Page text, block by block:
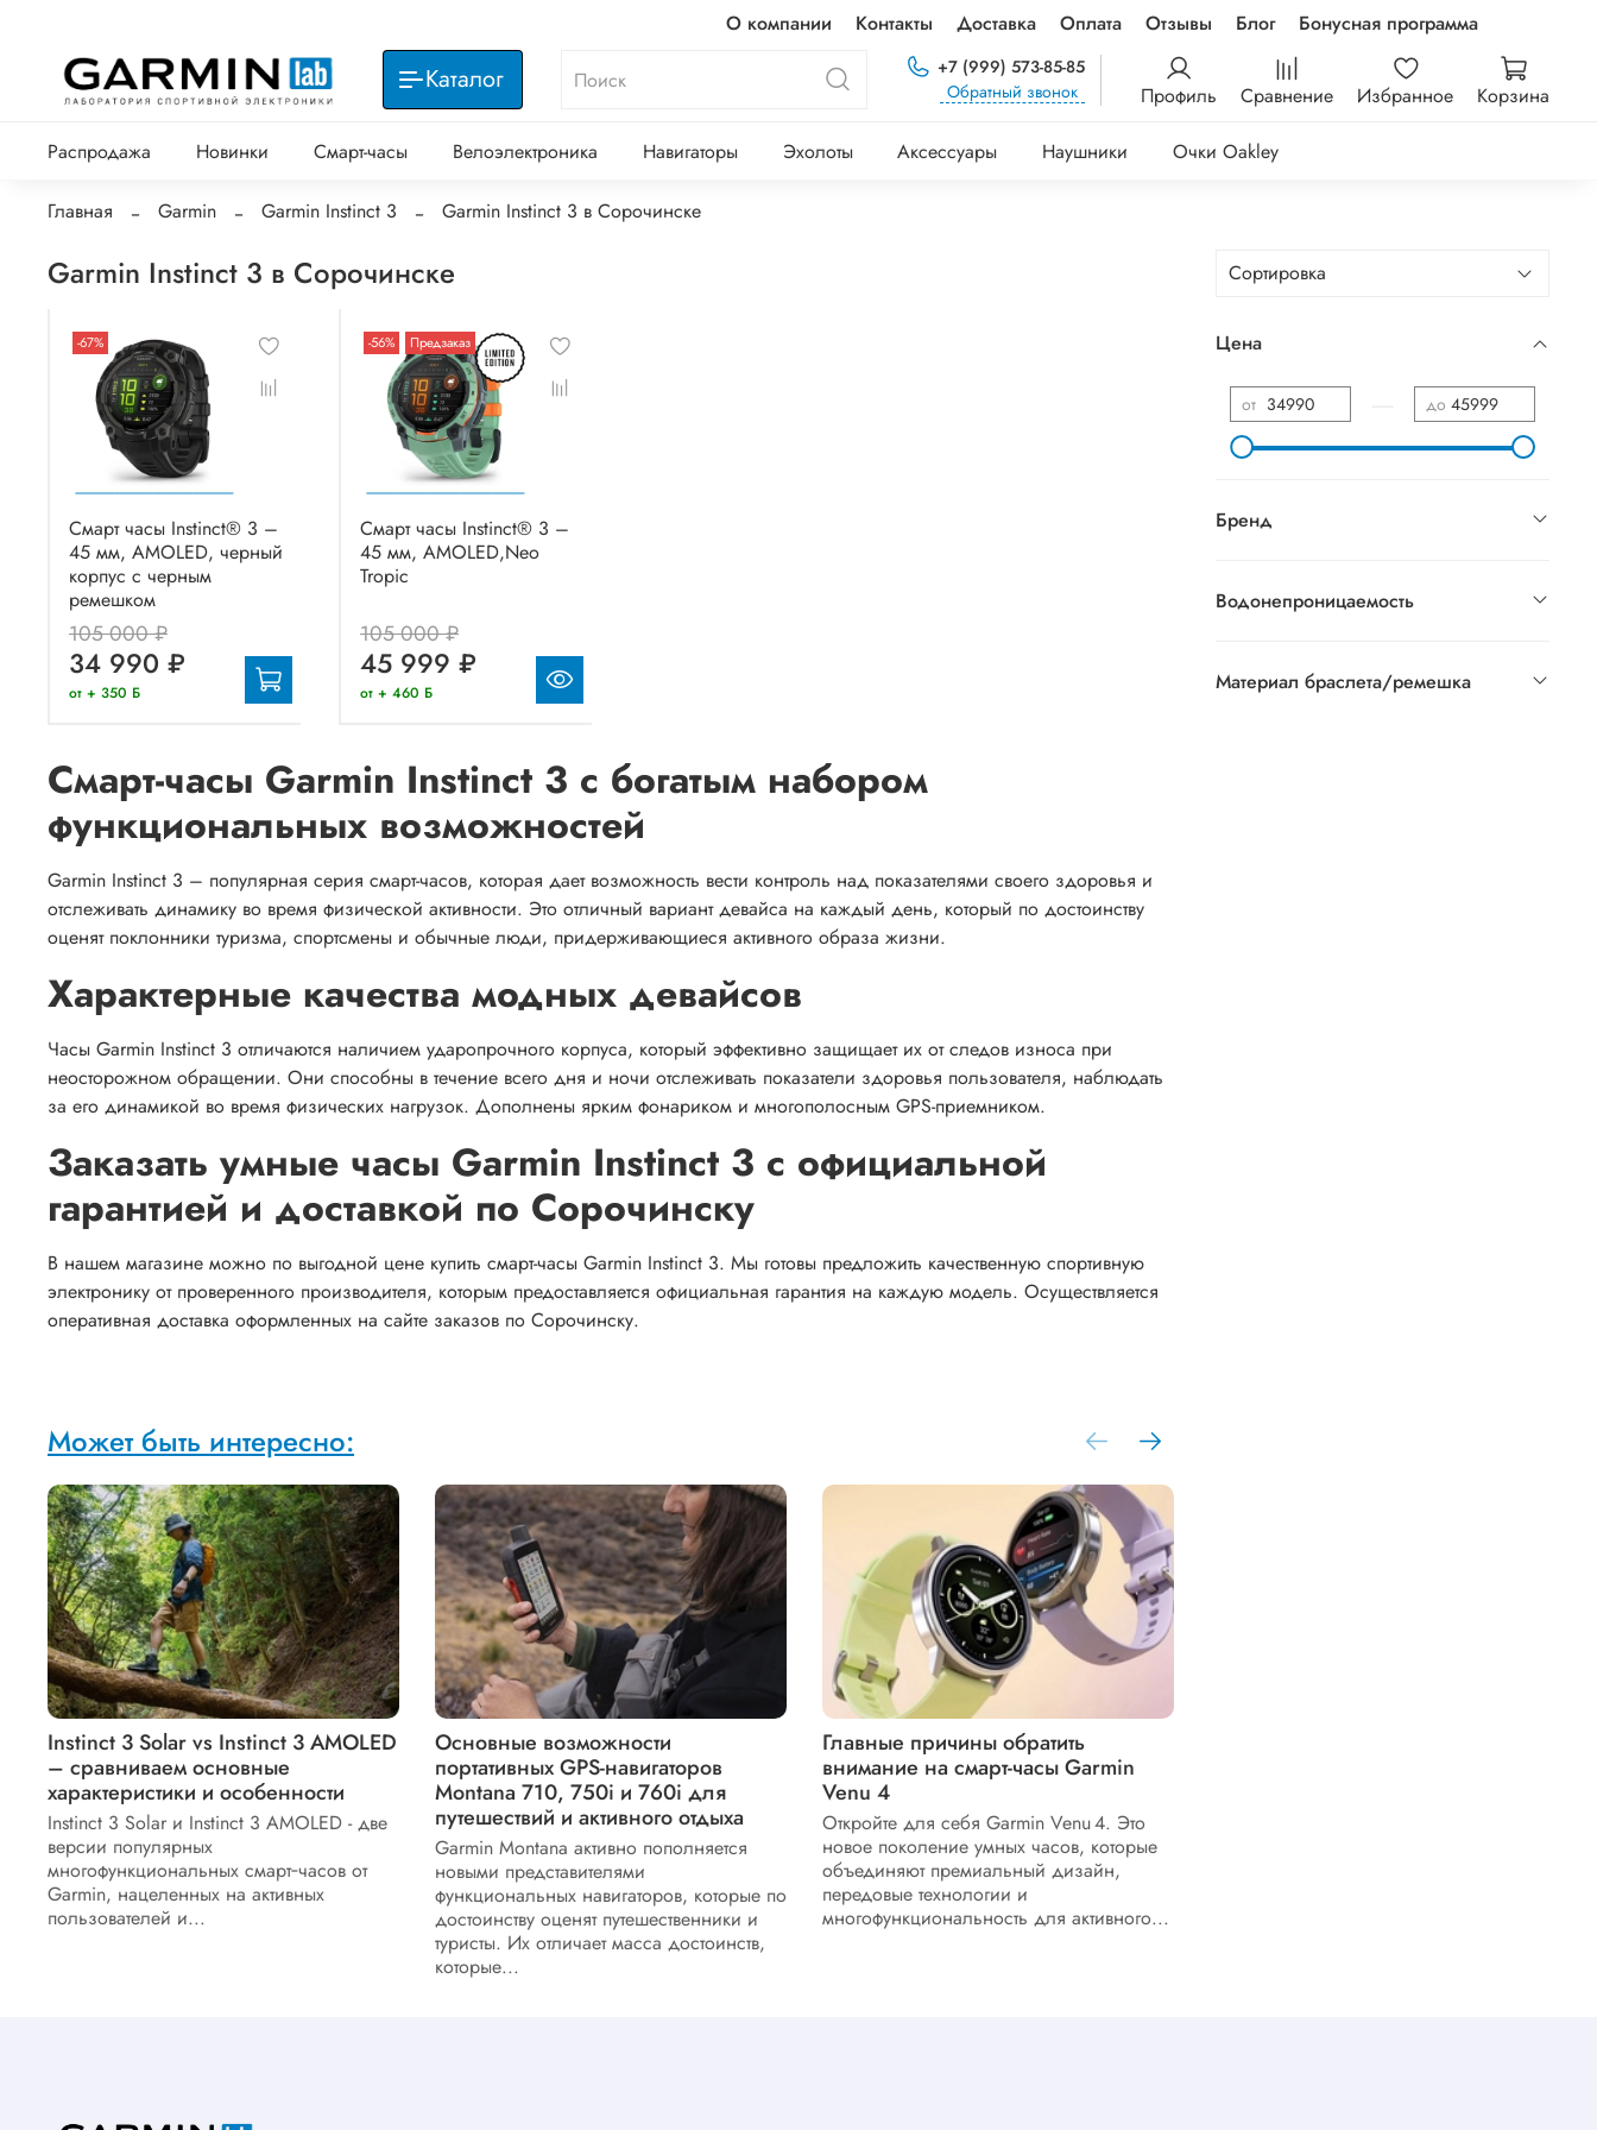
О компании Контакты Доставка Оплата Отзывы Блог Бонусная программа
Каталог
+7 (999) 573-85-85
Обратный звонок
Профиль Сравнение Избранное Корзина
Распродажа Новинки Смарт-часы Велоэлектроника Навигаторы Эхолоты Аксессуары Наушники Очки Oakley
Главная Garmin Garmin Instinct 3 Garmin Instinct 3 в Сорочинске
Garmin Instinct 3 в Сорочинске
-67%
Смарт часы Instinct® 3 –
45 мм, AMOLED, черный
корпус с черным
ремешком
105 000 ₽
34 990 ₽
от + 350 Б
-56% Предзаказ
Смарт часы Instinct® 3 –
45 мм, AMOLED,Neo
Tropic
105 000 ₽
45 999 ₽
от + 460 Б
Смарт-часы Garmin Instinct 3 с богатым набором
функциональных возможностей
Garmin Instinct 3 – популярная серия смарт-часов, которая дает возможность вести контроль над показателями своего здоровья и
отслеживать динамику во время физической активности. Это отличный вариант девайса на каждый день, который по достоинству
оценят поклонники туризма, спортсмены и обычные люди, придерживающиеся активного образа жизни.
Характерные качества модных девайсов
Часы Garmin Instinct 3 отличаются наличием ударопрочного корпуса, который эффективно защищает их от следов износа при
неосторожном обращении. Они способны в течение всего дня и ночи отслеживать показатели здоровья пользователя, наблюдать
за его динамикой во время физических нагрузок. Дополнены ярким фонариком и многополосным GPS-приемником.
Заказать умные часы Garmin Instinct 3 с официальной
гарантией и доставкой по Сорочинску
В нашем магазине можно по выгодной цене купить смарт-часы Garmin Instinct 3. Мы готовы предложить качественную спортивную
электронику от проверенного производителя, которым предоставляется официальная гарантия на каждую модель. Осуществляется
оперативная доставка оформленных на сайте заказов по Сорочинску.
Может быть интересно:
Instinct 3 Solar vs Instinct 3 AMOLED
– сравниваем основные
характеристики и особенности
Instinct 3 Solar и Instinct 3 AMOLED - две
версии популярных
многофункциональных смарт‑часов от
Garmin, нацеленных на активных
пользователей и...
Основные возможности
портативных GPS-навигаторов
Montana 710, 750i и 760i для
путешествий и активного отдыха
Garmin Montana активно пополняется
новыми представителями
функциональных навигаторов, которые по
достоинству оценят путешественники и
туристы. Их отличает масса достоинств,
которые...
Главные причины обратить
внимание на смарт-часы Garmin
Venu 4
Откройте для себя Garmin Venu 4. Это
новое поколение умных часов, которые
объединяют премиальный дизайн,
передовые технологии и
многофункциональность для активного...
Цена
от до
Бренд
Водонепроницаемость
Материал браслета/ремешка